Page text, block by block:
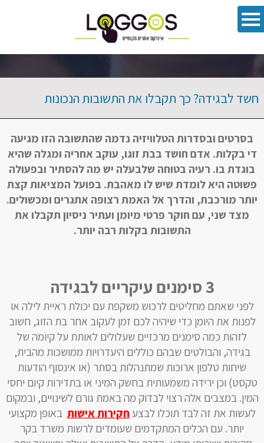
חשד לבגידה? כך תקבלו את התשובות הנכונות
בסרטים ובסדרות הטלוויזיה נדמה שהתשובה הזו מגיעה
די בקלות. אדם חושד בבת זוגו, עוקב אחריה ומגלה שהיא
בוגדת בו. רעיה בטוחה שלבעלה יש מה להסתיר ובפעולה
פשוטה היא לומדת שיש לו מאהבת. בפועל המציאות קצת
יותר מורכבת, והדרך אל האמת רצופה אתגרים ומכשולים.
מצד שני, עם חוקר פרטי מיומן ועתיר ניסיון תקבלו את
התשובות בקלות רבה יותר.
3 סימנים עיקריים לבגידה
לפני שאתם מחליטים לרכוש משקפת עם יכולת ראיית לילה או
לפנות את היומן כדי שיהיה לכם זמן לעקוב אחר בת הזוג, חשוב
לזהות כמה סימנים מרכזיים שעלולים לאותת על קיומה של
בגידה, והבולטים שבהם כוללים היעדרויות ממושכות מהבית,
שיחות טלפון ארוכות שמתנהלות בסתר (או אינסוף הודעות
טקסט) וכן ירידה משמעותית בחשק המיני או בתדירות קיום יחסי
המין. במצבים אלה רצוי לבדוק מה באמת גורם לשינויים, ובמקום
לעשות את זה לבד תוכלו לבצע חקירות אישות באופן מקצועי
יותר. עם הכלים המתקדמים שעומדים לרשות משרד בקר